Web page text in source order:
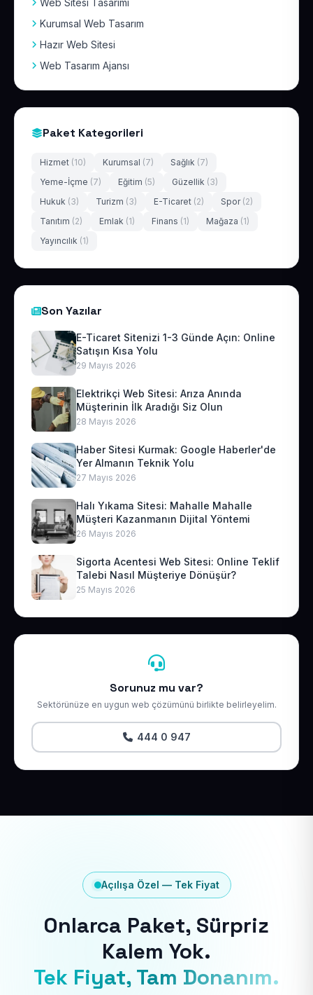
Web Sitesi Tasarımı
Kurumsal Web Tasarım
Hazır Web Sitesi
Web Tasarım Ajansı
Paket Kategorileri
Hizmet (10) Kurumsal (7) Sağlık (7)
Yeme-İçme (7) Eğitim (5) Güzellik (3)
Hukuk (3) Turizm (3) E-Ticaret (2) Spor (2)
Tanıtım (2) Emlak (1) Finans (1) Mağaza (1)
Yayıncılık (1)
Son Yazılar
E-Ticaret Sitenizi 1-3 Günde Açın: Online
Satışın Kısa Yolu
29 Mayıs 2026
Elektrikçi Web Sitesi: Arıza Anında
Müşterinin İlk Aradığı Siz Olun
28 Mayıs 2026
Haber Sitesi Kurmak: Google Haberler'de
Yer Almanın Teknik Yolu
27 Mayıs 2026
Halı Yıkama Sitesi: Mahalle Mahalle
Müşteri Kazanmanın Dijital Yöntemi
26 Mayıs 2026
Sigorta Acentesi Web Sitesi: Online Teklif
Talebi Nasıl Müşteriye Dönüşür?
25 Mayıs 2026
Sorunuz mu var?
Sektörünüze en uygun web çözümünü birlikte belirleyelim.
444 0 947
Açılışa Özel — Tek Fiyat
Onlarca Paket, Sürpriz
Kalem Yok.
Tek Fiyat, Tam Donanım.